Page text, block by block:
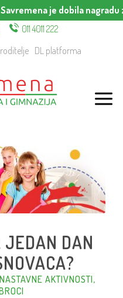
je dobila nagradu za
011 4011 222
DL platforma
JEDAN DAN
AKTIVNOSTI,